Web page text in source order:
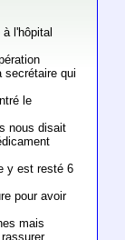
l'hôpital
secrétaire qui
le
nous disait
y est resté 6
pour avoir
mais